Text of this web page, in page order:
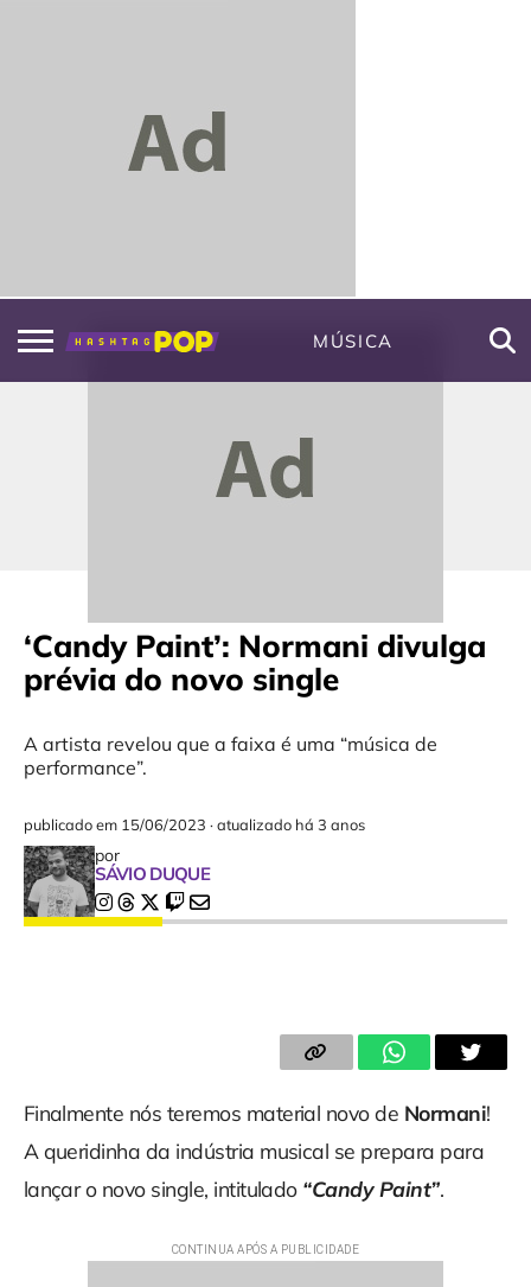
MÚSICA
‘Candy Paint’: Normani divulga
prévia do novo single
A artista revelou que a faixa é uma “música de
performance”.
publicado em 15/06/2023 ·atualizado há 3 anos
por
SÁVIO DUQUE
Finalmente nós teremos material novo de Normani!
A queridinha da indústria musical se prepara para
lançar o novo single, intitulado“Candy Paint”.